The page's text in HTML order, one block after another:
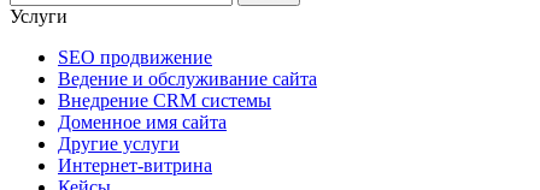
Услуги
SEO продвижение
Ведение и обслуживание сайта
Внедрение CRM системы
Доменное имя сайта
Другие услуги
Интернет-витрина